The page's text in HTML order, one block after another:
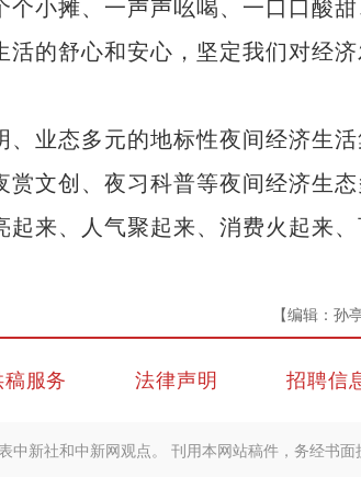
小摊、一声声吆喝、一口口酸
的舒心和安心，坚定我们对经
业态多元的地标性夜间经济生
文创、夜习科普等夜间经济生
来、人气聚起来、消费火起来
【编辑：孙
稿服务 法律声明 招聘信
中新社和中新网观点。 刊用本网站稿件，务经书面